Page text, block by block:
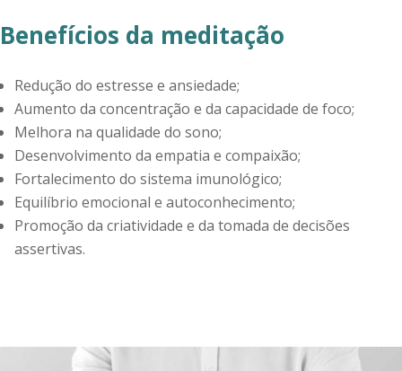
Benefícios da meditação
Redução do estresse e ansiedade;
Aumento da concentração e da capacidade de foco;
Melhora na qualidade do sono;
Desenvolvimento da empatia e compaixão;
Fortalecimento do sistema imunológico;
Equilíbrio emocional e autoconhecimento;
Promoção da criatividade e da tomada de decisões
assertivas.